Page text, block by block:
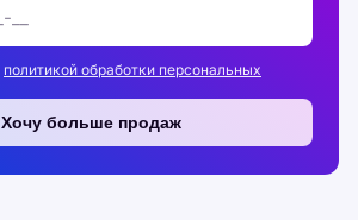
политикой обработки персональных
Хочу больше продаж